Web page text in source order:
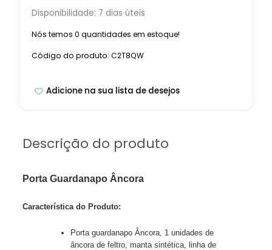
Disponibilidade: 7 dias úteis
Nós temos 0 quantidades em estoque!
Código do produto: C2T8QW
Adicione na sua lista de desejos
Descrição do produto
Porta Guardanapo Âncora
Característica do Produto:
Porta guardanapo Âncora, 1 unidades de
âncora de feltro, manta sintética, linha de